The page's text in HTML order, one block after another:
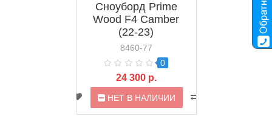
Сноуборд Prime
Wood F4 Camber
(22-23)
8460-77
0
24 300 р.
НЕТ В НАЛИЧИИ